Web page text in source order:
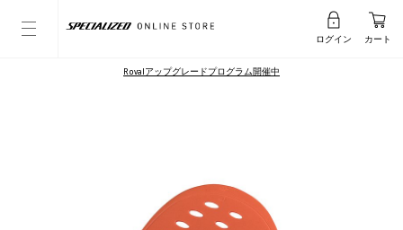
ログイン カート
Rovalアップグレードプログラム開催中